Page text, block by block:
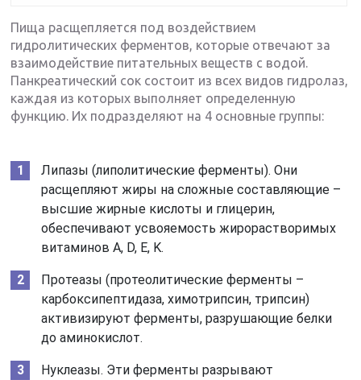
Пища расщепляется под воздействием
гидролитических ферментов, которые отвечают за
взаимодействие питательных веществ с водой.
Панкреатический сок состоит из всех видов гидролаз,
каждая из которых выполняет определенную
функцию. Их подразделяют на 4 основные группы:
Липазы (липолитические ферменты). Они
расщепляют жиры на сложные составляющие –
высшие жирные кислоты и глицерин,
обеспечивают усвояемость жирорастворимых
витаминов A, D, E, K.
Протеазы (протеолитические ферменты –
карбоксипептидаза, химотрипсин, трипсин)
активизируют ферменты, разрушающие белки
до аминокислот.
Нуклeaзы. Эти ферменты разрывают